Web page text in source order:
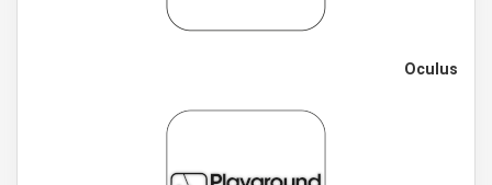
Oculus